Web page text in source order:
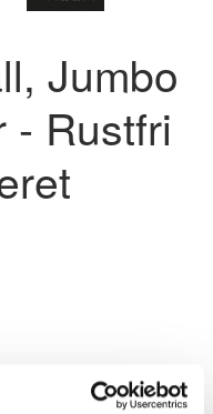
Jumbo
- Rustfri